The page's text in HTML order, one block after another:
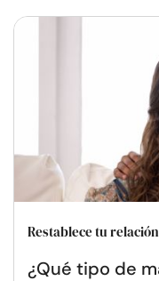
Restablece tu relación
¿Qué tipo de